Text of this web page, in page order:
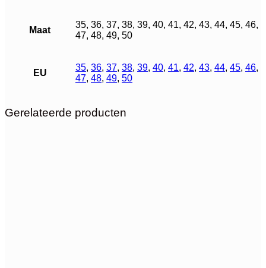
Maat
35, 36, 37, 38, 39, 40, 41, 42, 43, 44, 45, 46,
47, 48, 49, 50
EU
35, 36, 37, 38, 39, 40, 41, 42, 43, 44, 45, 46,
47, 48, 49, 50
Gerelateerde producten